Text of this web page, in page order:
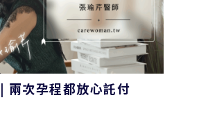
兩次孕程都放心託付